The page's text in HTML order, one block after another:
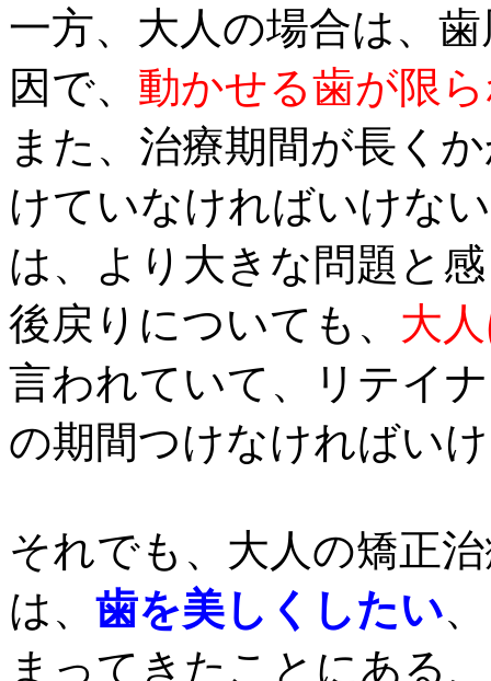
一方、大人の場合は、
因で、 動かせる歯が限
また、治療期間が長く
けていなければいけな
は、より大きな問題と
後戻りについても、 大
言われていて、リテイ
の期間つけなければい
それでも、大人の矯正
は、 歯を美しくしたい
まってきたことにある